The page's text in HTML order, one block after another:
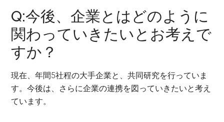
Q:今後、企業とはどのように
関わっていきたいとお考えで
すか？
現在、年間5社程の大手企業と、共同研究を行っていま
す。今後は、さらに企業の連携を図っていきたいと考え
ています。